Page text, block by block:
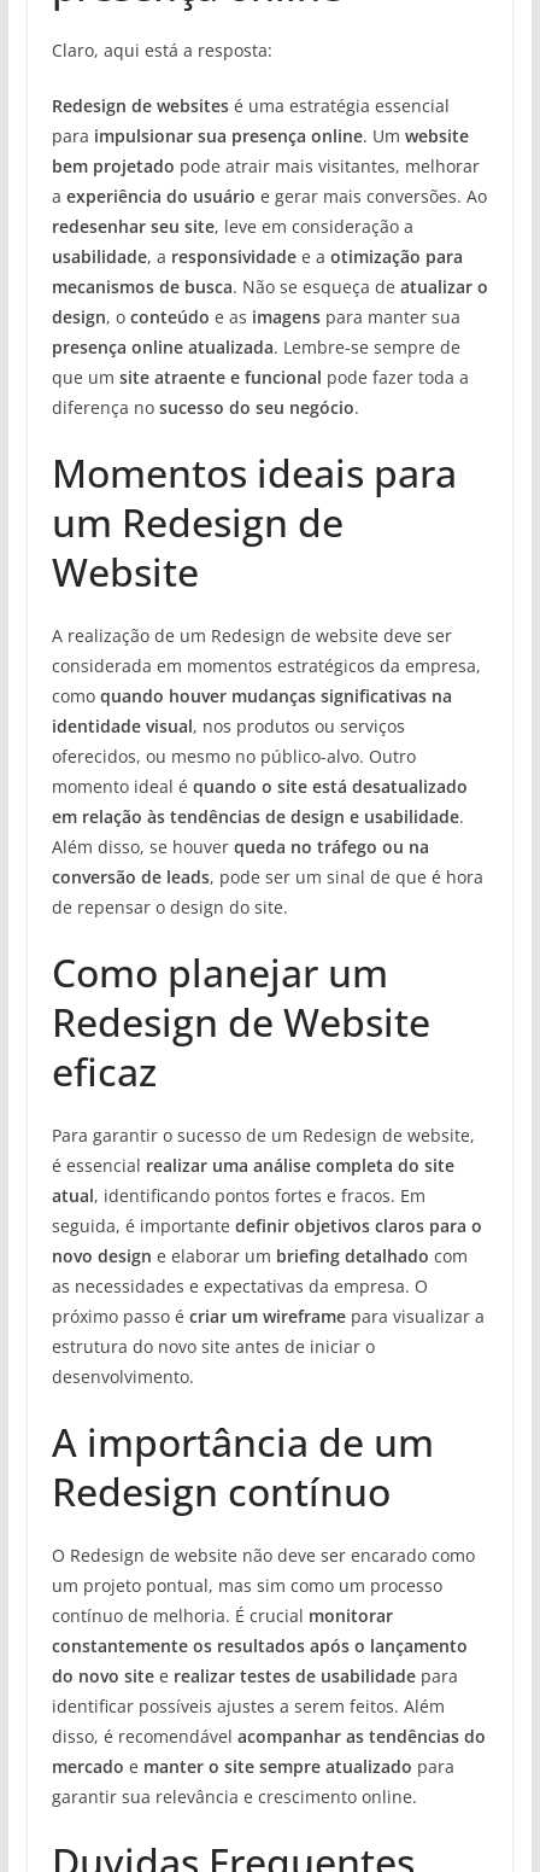
Claro, aqui está a resposta:
Redesign de websitesé uma estratégia essencial
para impulsionar sua presença online. Um website
bem projetado pode atrair mais visitantes, melhorar
a experiência do usuário e gerar mais conversões. Ao
redesenhar seu site, leve em consideração a
usabilidade, a responsividadee a otimização para
mecanismos de busca. Não se esqueça de atualizar o
design, o conteúdo e as imagenspara manter sua
presença online atualizada. Lembre-se sempre de
que um site atraente e funcional pode fazer toda a
diferença no sucesso do seu negócio.
Momentos ideais para
um Redesign de
Website
A realização de um Redesign de website deve ser
considerada em momentos estratégicos da empresa,
como quando houver mudanças significativas na
identidade visual, nos produtos ou serviços
oferecidos, ou mesmo no público-alvo. Outro
momento ideal é quando o site está desatualizado
em relação às tendências de design e usabilidade.
Além disso, se houver queda no tráfego ou na
conversão de leads, pode ser um sinal de que é hora
de repensar o design do site.
Como planejar um
Redesign de Website
eficaz
Para garantir o sucesso de um Redesign de website,
é essencial realizar uma análise completa do site
atual, identificando pontos fortes e fracos. Em
seguida, é importante definir objetivos claros para o
novo design e elaborar um briefing detalhado com
as necessidades e expectativas da empresa. O
próximo passo é criar um wireframepara visualizar a
estrutura do novo site antes de iniciar o
desenvolvimento.
A importância de um
Redesign contínuo
O Redesign de website não deve ser encarado como
um projeto pontual, mas sim como um processo
contínuo de melhoria. É crucial monitorar
constantemente os resultados após o lançamento
do novo sitee realizar testes de usabilidadepara
identificar possíveis ajustes a serem feitos. Além
disso, é recomendável acompanhar as tendências do
mercado e manter o site sempre atualizado para
garantir sua relevância e crescimento online.